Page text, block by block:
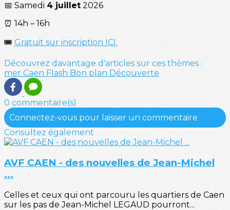
📅 Samedi 4 juillet 2026
⏰ 14h – 16h
🎟️ Gratuit sur inscription ICI.
Découvrez davantage d'articles sur ces thèmes :
mer Caen Flash Bon plan Découverte
0 commentaire(s)
Connectez-vous pour laisser un commentaire
Consultez également
AVF CAEN - des nouvelles de Jean-Michel
...
Celles et ceux qui ont parcouru les quartiers de Caen
sur les pas de Jean-Michel LEGAUD pourront...